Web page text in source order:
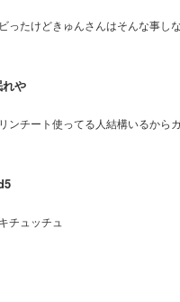
ったけどきゅんさんはそんな事し
や
ンチート使ってる人結構いるから
チュッチュ